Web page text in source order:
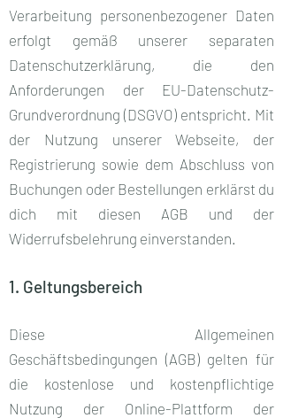
Verarbeitung personenbezogener Daten
erfolgt gemäß unserer separaten
Datenschutzerklärung, die den
Anforderungen der EU-Datenschutz-
Grundverordnung (DSGVO) entspricht. Mit
der Nutzung unserer Webseite, der
Registrierung sowie dem Abschluss von
Buchungen oder Bestellungen erklärst du
dich mit diesen AGB und der
Widerrufsbelehrung einverstanden.
1. Geltungsbereich
Diese Allgemeinen
Geschäftsbedingungen (AGB) gelten für
die kostenlose und kostenpflichtige
Nutzung der Online-Plattform der